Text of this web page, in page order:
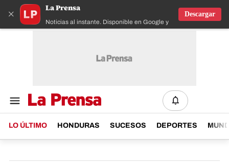
×
La Prensa
Noticias al instante. Disponible en Google y IOS
Descargar
LO ÚLTIMO HONDURAS SUCESOS DEPORTES